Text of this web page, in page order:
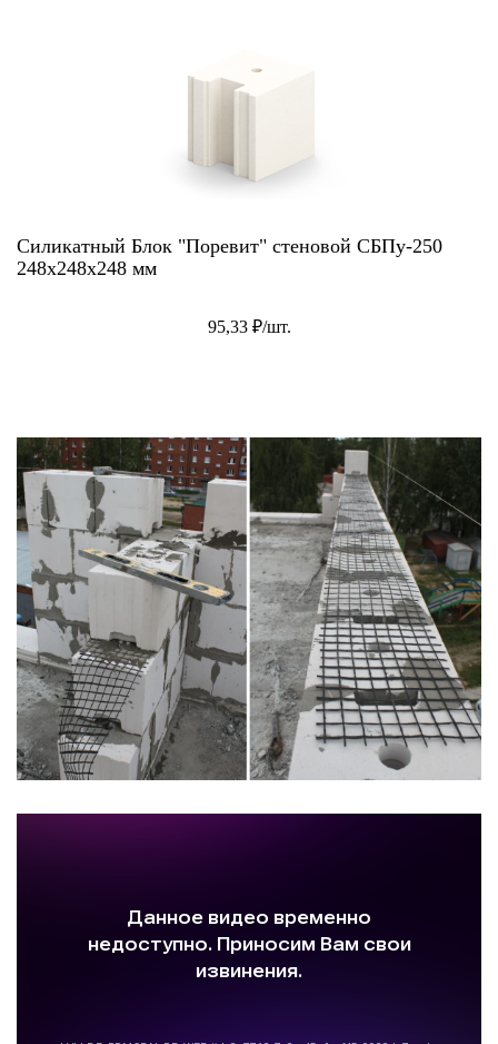
Силикатный Блок "Поревит" стеновой СБПу-250
248x248x248 мм
95,33 ₽/шт.